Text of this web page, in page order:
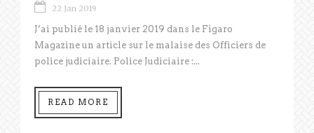
22 Jan 2019
J’ai publié le 18 janvier 2019 dans le Figaro
Magazine un article sur le malaise des Officiers de
police judiciaire. Police Judiciaire :...
READ MORE